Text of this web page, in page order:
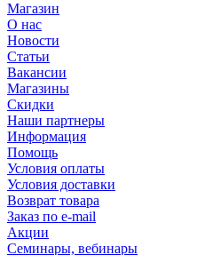
Магазин
О нас
Новости
Статьи
Вакансии
Магазины
Скидки
Наши партнеры
Информация
Помощь
Условия оплаты
Условия доставки
Возврат товара
Заказ по e-mail
Акции
Семинары, вебинары